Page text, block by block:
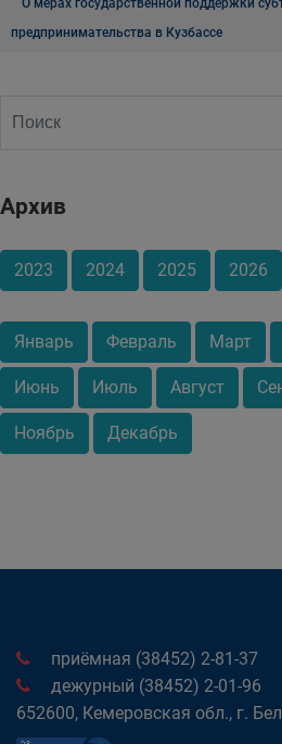
О мерах государственной поддержки
предпринимательства в Кузбассе
Архив
2023 2024 2025 2026
Январь Февраль Март
Июнь Июль Август
Ноябрь Декабрь
приёмная (38452) 2-81-37
дежурный (38452) 2-01-96
652600, Кемеровская обл., г.